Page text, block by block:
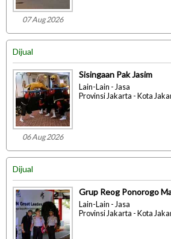
07 Aug 2026
Dijual
06 Aug 2026
Sisingaan Pak Jasim
Lain-Lain - Jasa
Provinsi Jakarta - Kota
Dijual
Grup Reog Ponorogo
Lain-Lain - Jasa
Provinsi Jakarta - Kota